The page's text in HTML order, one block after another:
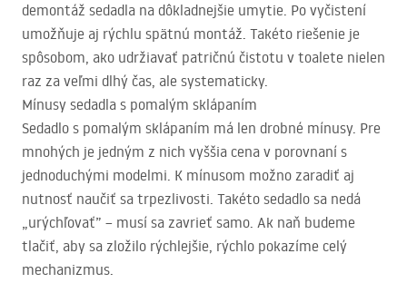
demontáž sedadla na dôkladnejšie umytie. Po vyčistení
umožňuje aj rýchlu spätnú montáž. Takéto riešenie je
spôsobom, ako udržiavať patričnú čistotu v toalete nielen
raz za veľmi dlhý čas, ale systematicky.
Mínusy sedadla s pomalým sklápaním
Sedadlo s pomalým sklápaním má len drobné mínusy. Pre
mnohých je jedným z nich vyššia cena v porovnaní s
jednoduchými modelmi. K mínusom možno zaradiť aj
nutnosť naučiť sa trpezlivosti. Takéto sedadlo sa nedá
„urýchľovať” – musí sa zavrieť samo. Ak naň budeme
tlačiť, aby sa zložilo rýchlejšie, rýchlo pokazíme celý
mechanizmus.